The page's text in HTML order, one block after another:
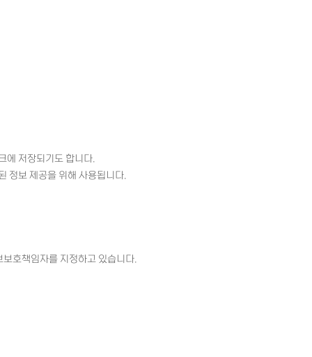
저장되기도 합니다.
정보 제공을 위해 사용됩니다.
호책임자를 지정하고 있습니다.